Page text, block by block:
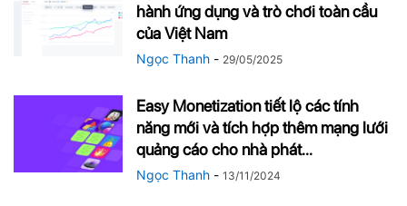
hành ứng dụng và trò chơi toàn cầu
của Việt Nam
Ngọc Thanh - 29/05/2025
Easy Monetization tiết lộ các tính
năng mới và tích hợp thêm mạng lưới
quảng cáo cho nhà phát...
Ngọc Thanh - 13/11/2024